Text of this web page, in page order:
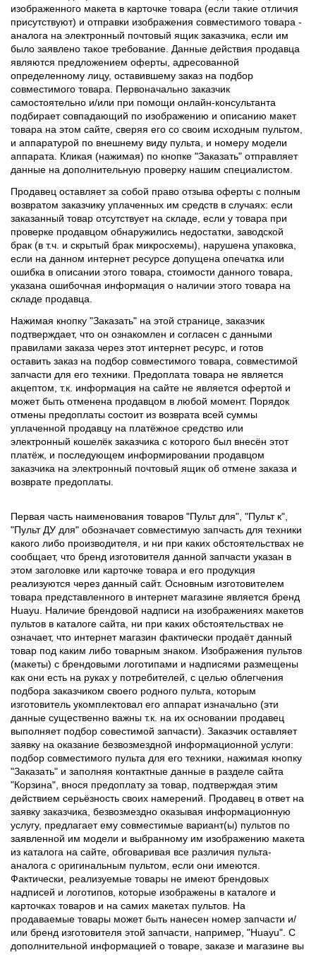
изображенного макета в карточке товара (если такие отличия
присутствуют) и отправки изображения совместимого товара -
аналога на электронный почтовый ящик заказчика, если им
было заявлено такое требование. Данные действия продавца
являются предложением оферты, адресованной
определенному лицу, оставившему заказ на подбор
совместимого товара. Первоначально заказчик
самостоятельно и/или при помощи онлайн-консультанта
подбирает совпадающий по изображению и описанию макет
товара на этом сайте, сверяя его со своим исходным пультом,
и аппаратурой по внешнему виду пульта, и номеру модели
аппарата. Кликая (нажимая) по кнопке "Заказать" отправляет
данные на дополнительную проверку нашим специалистом.
Продавец оставляет за собой право отзыва оферты с полным
возвратом заказчику уплаченных им средств в случаях: если
заказанный товар отсутствует на складе, если у товара при
проверке продавцом обнаружились недостатки, заводской
брак (в т.ч. и скрытый брак микросхемы), нарушена упаковка,
если на данном интернет ресурсе допущена опечатка или
ошибка в описании этого товара, стоимости данного товара,
указана ошибочная информация о наличии этого товара на
складе продавца.
Нажимая кнопку "Заказать" на этой странице, заказчик
подтверждает, что он ознакомлен и согласен с данными
правилами заказа через этот интернет ресурс, и готов
оставить заказ на подбор совместимого товара, совместимой
запчасти для его техники. Предоплата товара не является
акцептом, т.к. информация на сайте не является офертой и
может быть отменена продавцом в любой момент. Порядок
отмены предоплаты состоит из возврата всей суммы
уплаченной продавцу на платёжное средство или
электронный кошелёк заказчика с которого был внесён этот
платёж, и последующем информировании продавцом
заказчика на электронный почтовый ящик об отмене заказа и
возврате предоплаты.
Первая часть наименования товаров "Пульт для", "Пульт к",
"Пульт ДУ для" обозначает совместимую запчасть для техники
какого либо производителя, и ни при каких обстоятельствах не
сообщает, что бренд изготовителя данной запчасти указан в
этом заголовке или карточке товара и его продукция
реализуются через данный сайт. Основным изготовителем
товара представленного в интернет магазине является бренд
Huayu. Наличие брендовой надписи на изображениях макетов
пультов в каталоге сайта, ни при каких обстоятельствах не
означает, что интернет магазин фактически продаёт данный
товар под каким либо товарным знаком. Изображения пультов
(макеты) с брендовыми логотипами и надписями размещены
как они есть на руках у потребителей, с целью облегчения
подбора заказчиком своего родного пульта, которым
изготовитель укомплектовал его аппарат изначально (эти
данные существенно важны т.к. на их основании продавец
выполняет подбор совестимой запчасти). Заказчик оставляет
заявку на оказание безвозмездной информационной услуги:
подбор совместимого пульта для его техники, нажимая кнопку
"Заказать" и заполняя контактные данные в разделе сайта
"Корзина", внося предоплату за товар, подтверждая этим
действием серьёзность своих намерений. Продавец в ответ на
заявку заказчика, безвозмездно оказывая информационную
услугу, предлагает ему совместимые вариант(ы) пультов по
заявленной им модели и выбранному им изображению макета
из каталога на сайте, обговаривая все различия пульта-
аналога с оригинальным пультом, если они имеются.
Фактически, реализуемые товары не имеют брендовых
надписей и логотипов, которые изображены в каталоге и
карточках товаров и на самих макетах пультов. На
продаваемые товары может быть нанесен номер запчасти и/
или бренд изготовителя этой запчасти, например, "Huayu". С
дополнительной информацией о товаре, заказе и магазине вы